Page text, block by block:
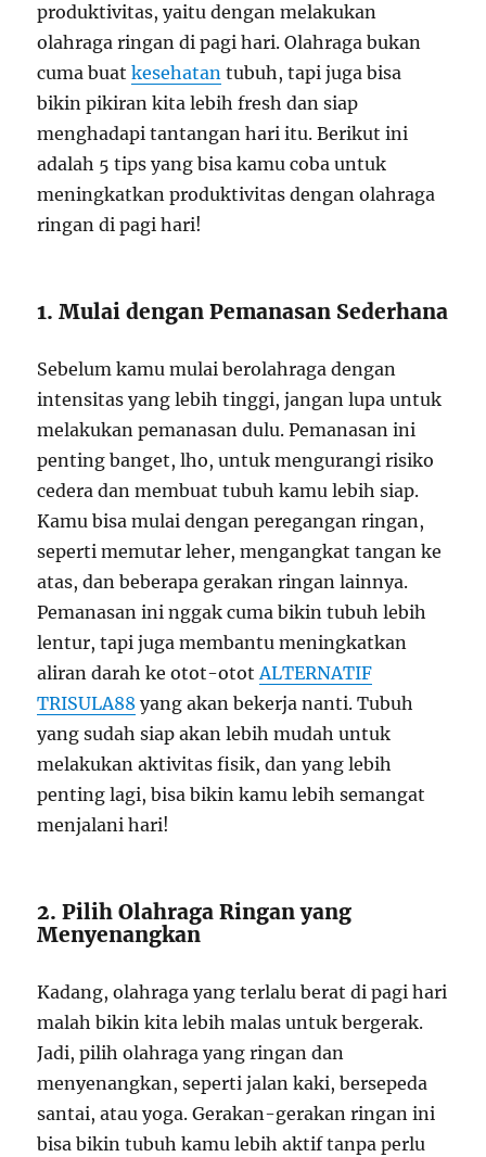
produktivitas, yaitu dengan melakukan
olahraga ringan di pagi hari. Olahraga bukan
cuma buatkesehatan tubuh, tapi juga bisa
bikin pikiran kita lebih fresh dan siap
menghadapi tantangan hari itu. Berikut ini
adalah 5 tips yang bisa kamu coba untuk
meningkatkan produktivitas dengan olahraga
ringan di pagi hari!
1. Mulai dengan Pemanasan Sederhana
Sebelum kamu mulai berolahraga dengan
intensitas yang lebih tinggi, jangan lupa untuk
melakukan pemanasan dulu. Pemanasan ini
penting banget, lho, untuk mengurangi risiko
cedera dan membuat tubuh kamu lebih siap.
Kamu bisa mulai dengan peregangan ringan,
seperti memutar leher, mengangkat tangan ke
atas, dan beberapa gerakan ringan lainnya.
Pemanasan ini nggak cuma bikin tubuh lebih
lentur, tapi juga membantu meningkatkan
aliran darah ke otot-ototALTERNATIF
TRISULA88 yang akan bekerja nanti. Tubuh
yang sudah siap akan lebih mudah untuk
melakukan aktivitas fisik, dan yang lebih
penting lagi, bisa bikin kamu lebih semangat
menjalani hari!
2. Pilih Olahraga Ringan yang
Menyenangkan
Kadang, olahraga yang terlalu berat di pagi hari
malah bikin kita lebih malas untuk bergerak.
Jadi, pilih olahraga yang ringan dan
menyenangkan, seperti jalan kaki, bersepeda
santai, atau yoga. Gerakan-gerakan ringan ini
bisa bikin tubuh kamu lebih aktif tanpa perlu